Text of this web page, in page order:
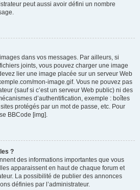
peut aussi avoir défini un nombre
dans vos messages. Par ailleurs, si
joints, vous pouvez charger une image
lier une image placée sur un serveur Web
mon-image.gif. Vous ne pouvez pas
(sauf si c’est un serveur Web public) ni des
d’authentification, exemple : boîtes
protégés par un mot de passe, etc. Pour
BBCode [img].
?
des informations importantes que vous
apparaissent en haut de chaque forum et
La possibilité de publier des annonces
définies par l’administrateur.